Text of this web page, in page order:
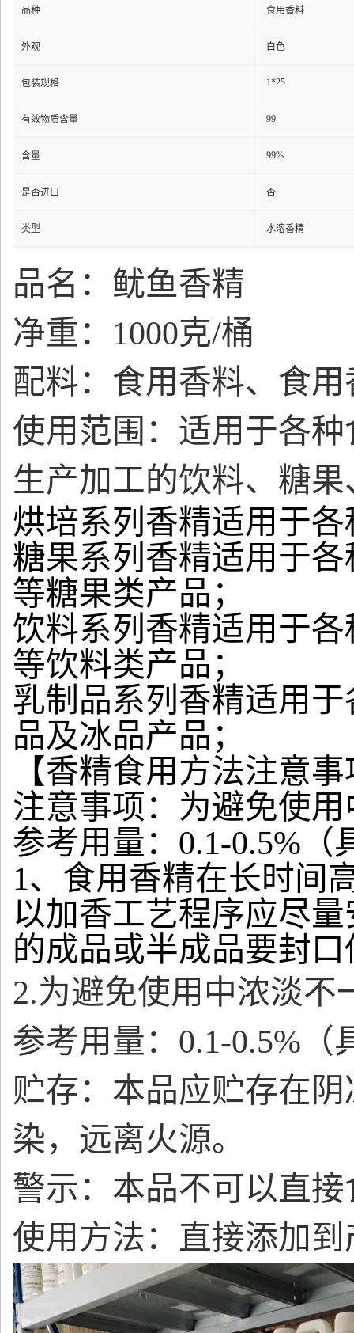
品种 食用香料
外观 白色
包装规格 1*25
有效物质含量 99
含量 99%
是否进口 否
类型 水溶香精
品名： 鱿鱼香精
净重：1000克/桶
配料：食用香料、食
使用范围：适用于各
生产加工的饮料、糖
烘培系列香精适用于
糖果系列香精适用于
等糖果类产品；
饮料系列香精适用于
等饮料类产品；
乳制品系列香精适用
品及冰品产品；
【香精食用方法注意
注意事项：为避免使
参考用量：0.1-0.5%
1、食用香精在长时间
以加香工艺程序应尽
的成品或半成品要封
2.为避免使用中浓淡不
参考用量：0.1-0.5%
贮存：本品应贮存在
染，远离火源。
警示：本品不可以直
使用方法：直接添加